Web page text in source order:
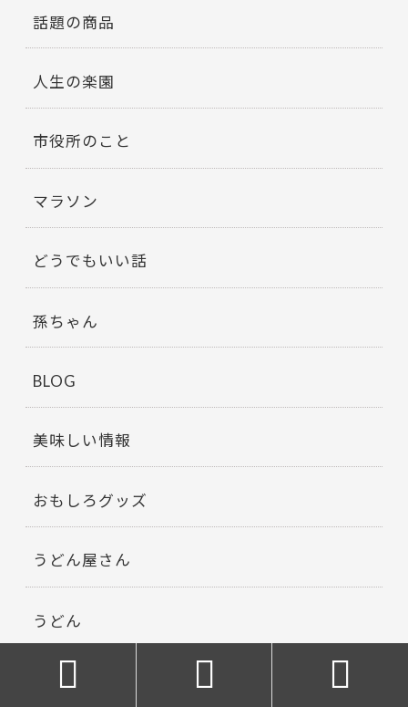
話題の商品
人生の楽園
市役所のこと
マラソン
どうでもいい話
孫ちゃん
BLOG
美味しい情報
おもしろグッズ
うどん屋さん
うどん
ちょっとした豆知識
  